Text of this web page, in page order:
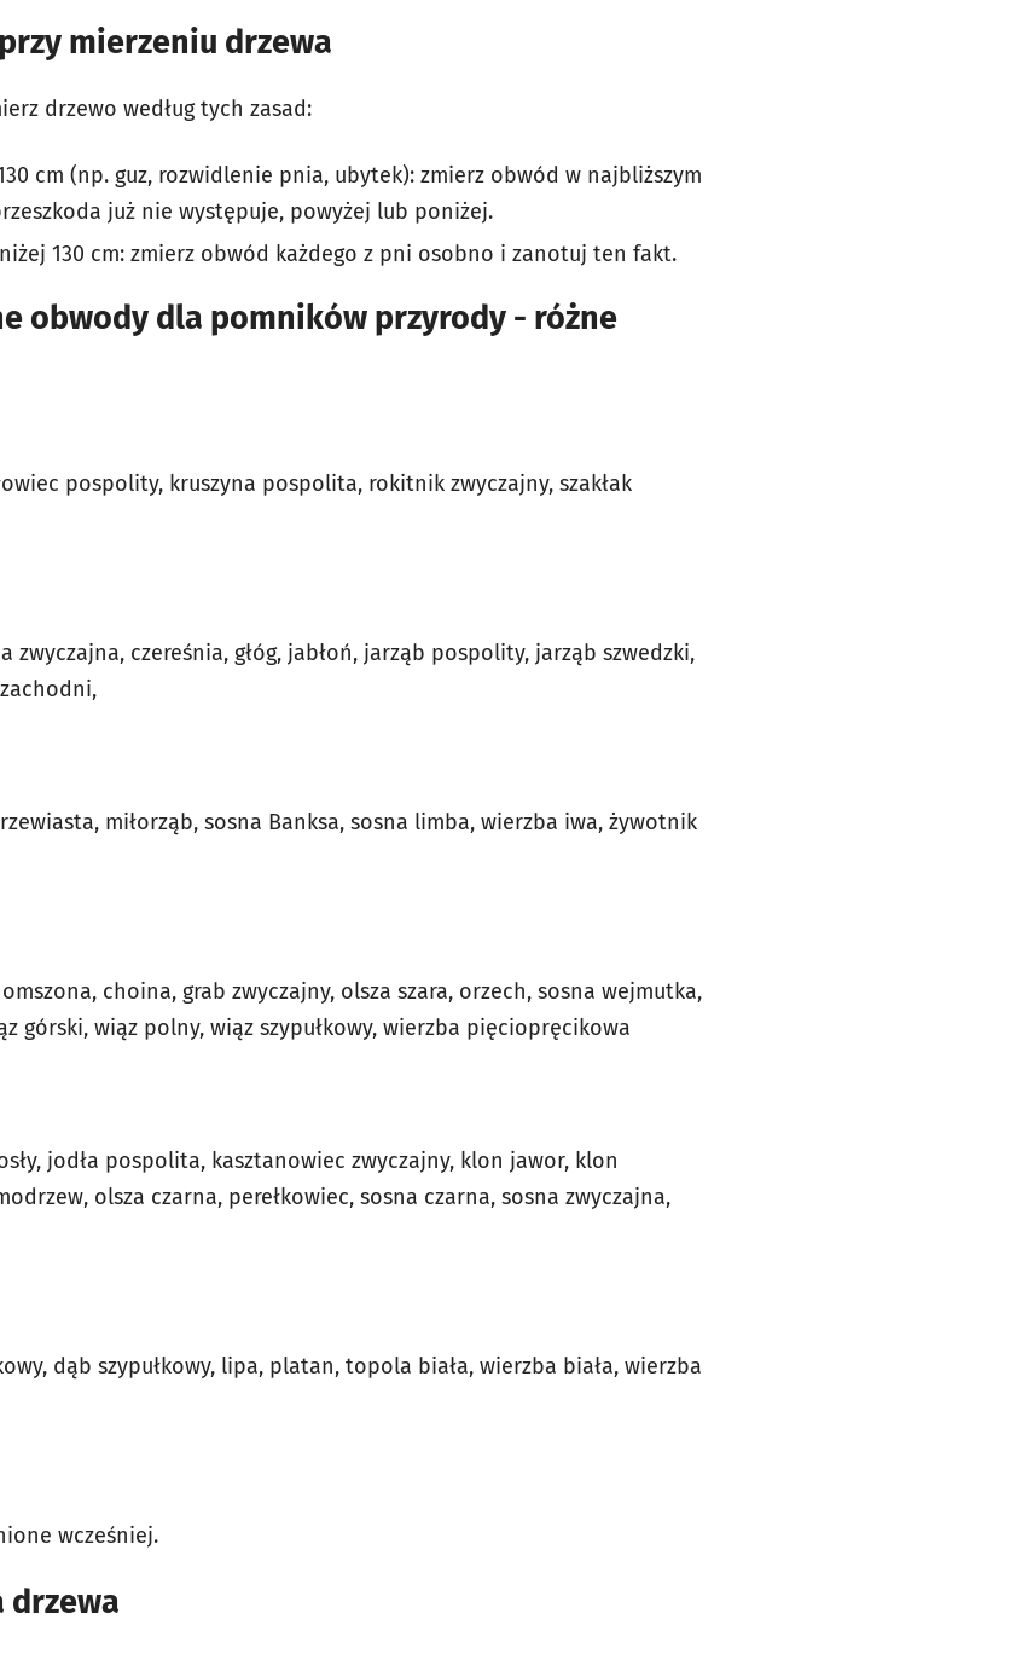
mierzeniu drzewa
drzewo według tych zasad:
cm (np. guz, rozwidlenie pnia, ubytek): zmierz obwód w najbliższym
już nie występuje, powyżej lub poniżej.
130 cm: zmierz obwód każdego z pni osobno i zanotuj ten fakt.
obwody dla pomników przyrody - różne
pospolity, kruszyna pospolita, rokitnik zwyczajny, szakłak
zwyczajna, czereśnia, głóg, jabłoń, jarząb pospolity, jarząb szwedzki,
miłorząb, sosna Banksa, sosna limba, wierzba iwa, żywotnik
choina, grab zwyczajny, olsza szara, orzech, sosna wejmutka,
górski, wiąz polny, wiąz szypułkowy, wierzba pięciopręcikowa
jodła pospolita, kasztanowiec zwyczajny, klon jawor, klon
olsza czarna, perełkowiec, sosna czarna, sosna zwyczajna,
dąb szypułkowy, lipa, platan, topola biała, wierzba biała, wierzba
wcześniej.
drzewa